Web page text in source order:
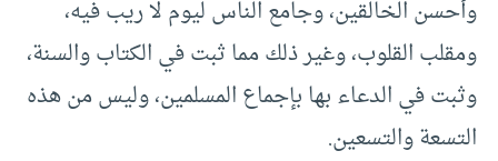
وأحسن الخالقين، وجامع الناس ليوم لا ريب فيه،
ومقلب القلوب، وغير ذلك مما ثبت في الكتاب والسنة،
وثبت في الدعاء بها بإجماع المسلمين، وليس من هذه
التسعة والتسعين‏.‏